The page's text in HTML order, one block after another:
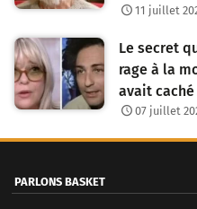
11 juillet
Le secret
rage à la
avait
07 juillet
PARLONS BASKET